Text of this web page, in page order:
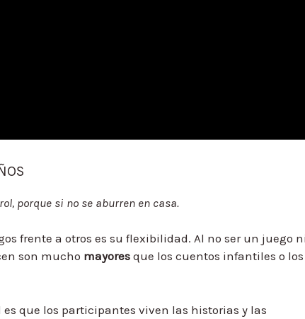
porque si no se aburren en casa.
frente a otros es su flexibilidad. Al no ser un juego
son mucho mayores que los cuentos infantiles o los
que los participantes viven las historias y las